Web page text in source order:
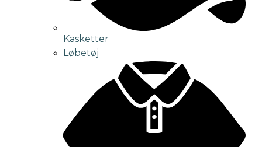
Kasketter
Løbetøj